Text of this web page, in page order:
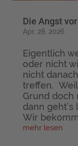
Die Angst
Apr. 28, 2026
Eigentlich
oder nicht
nicht
treffen.
Grund doch
dann
Wir
mehr lesen